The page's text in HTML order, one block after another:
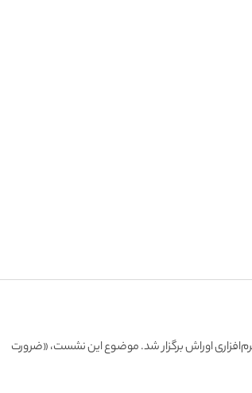
میزبانی کالج دانشکده علوم اداری و اقتصادی دانشگاه فردوسی مشهد، روز دوشنبه ۵ آبان۱۴۰۴ با همکاری شرکت نرم‌افزاری اوراش برگزار شد. موضوع این نشست، «ضرورت